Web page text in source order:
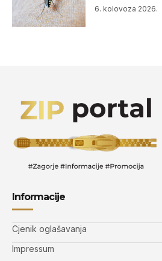
6. kolovoza 2026.
Informacije
Cjenik oglašavanja
Impressum